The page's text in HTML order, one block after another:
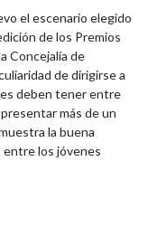
el escenario elegido
de los Premios
Concejalía de
de dirigirse a
deben tener entre
más de un
la buena
entre los jóvenes